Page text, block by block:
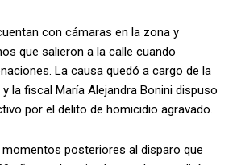
con cámaras en la zona y
que salieron a la calle cuando
La causa quedó a cargo de la
y la fiscal María Alejandra Bonini dispuso
por el delito de homicidio agravado.
posteriores al disparo que